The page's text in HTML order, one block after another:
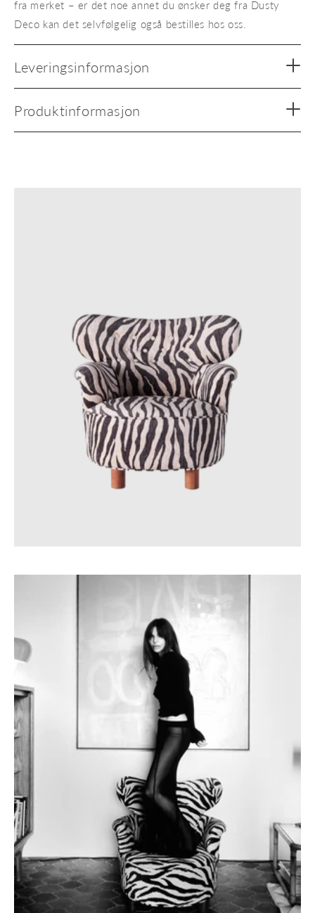
fra merket – er det noe annet du ønsker deg fra Dusty
Deco kan det selvfølgelig også bestilles hos oss.
Leveringsinformasjon
Produktinformasjon